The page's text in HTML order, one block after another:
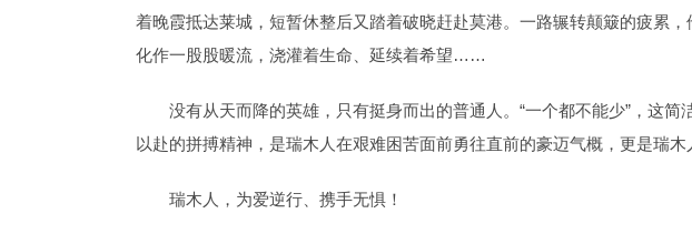
着晚霞抵达莱城，短暂休整后又踏着破晓赶赴莫港。一路辗转颠簸的疲累
化作一股股暖流，浇灌着生命、延续着希望……
没有从天而降的英雄，只有挺身而出的普通人。“一个都不能少”，这
以赴的拼搏精神，是瑞木人在艰难困苦面前勇往直前的豪迈气概，更是瑞木
瑞木人，为爱逆行、携手无惧！